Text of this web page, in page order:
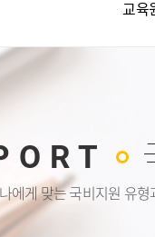
교육
에게 맞는 국비지원 유